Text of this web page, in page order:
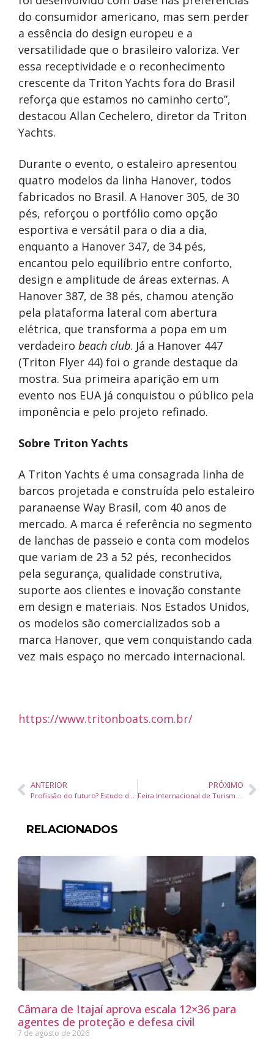
do consumidor americano, mas sem perder
a essência do design europeu e a
versatilidade que o brasileiro valoriza. Ver
essa receptividade e o reconhecimento
crescente da Triton Yachts fora do Brasil
reforça que estamos no caminho certo”,
destacou Allan Cechelero, diretor da Triton
Yachts.
Durante o evento, o estaleiro apresentou
quatro modelos da linha Hanover, todos
fabricados no Brasil. A Hanover 305, de 30
pés, reforçou o portfólio como opção
esportiva e versátil para o dia a dia,
enquanto a Hanover 347, de 34 pés,
encantou pelo equilíbrio entre conforto,
design e amplitude de áreas externas. A
Hanover 387, de 38 pés, chamou atenção
pela plataforma lateral com abertura
elétrica, que transforma a popa em um
verdadeiro beach club. Já a Hanover 447
(Triton Flyer 44) foi o grande destaque da
mostra. Sua primeira aparição em um
evento nos EUA já conquistou o público pela
imponência e pelo projeto refinado.
Sobre Triton Yachts
A Triton Yachts é uma consagrada linha de
barcos projetada e construída pelo estaleiro
paranaense Way Brasil, com 40 anos de
mercado. A marca é referência no segmento
de lanchas de passeio e conta com modelos
que variam de 23 a 52 pés, reconhecidos
pela segurança, qualidade construtiva,
suporte aos clientes e inovação constante
em design e materiais. Nos Estados Unidos,
os modelos são comercializados sob a
marca Hanover, que vem conquistando cada
vez mais espaço no mercado internacional.
https://www.tritonboats.com.br/
ANTERIOR PRÓXIMO
RELACIONADOS
Câmara de Itajaí aprova escala 12×36 para
agentes de proteção e defesa civil
7 de agosto de 2026